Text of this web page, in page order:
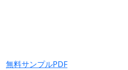
無料サンプルPDF